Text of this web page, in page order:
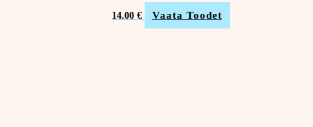
14.00 € Vaata Toodet